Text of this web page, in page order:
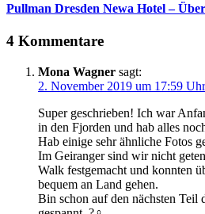
Pullman Dresden Newa Hotel –
4 Kommentare
Mona Wagner sagt:
2. November 2019 um 17:59 Uhr
Super geschrieben! Ich war
in den Fjorden und hab alles
Hab einige sehr ähnliche Fotos
Im Geiranger sind wir nicht
Walk festgemacht und konnten
bequem an Land gehen.
Bin schon auf den nächsten Teil